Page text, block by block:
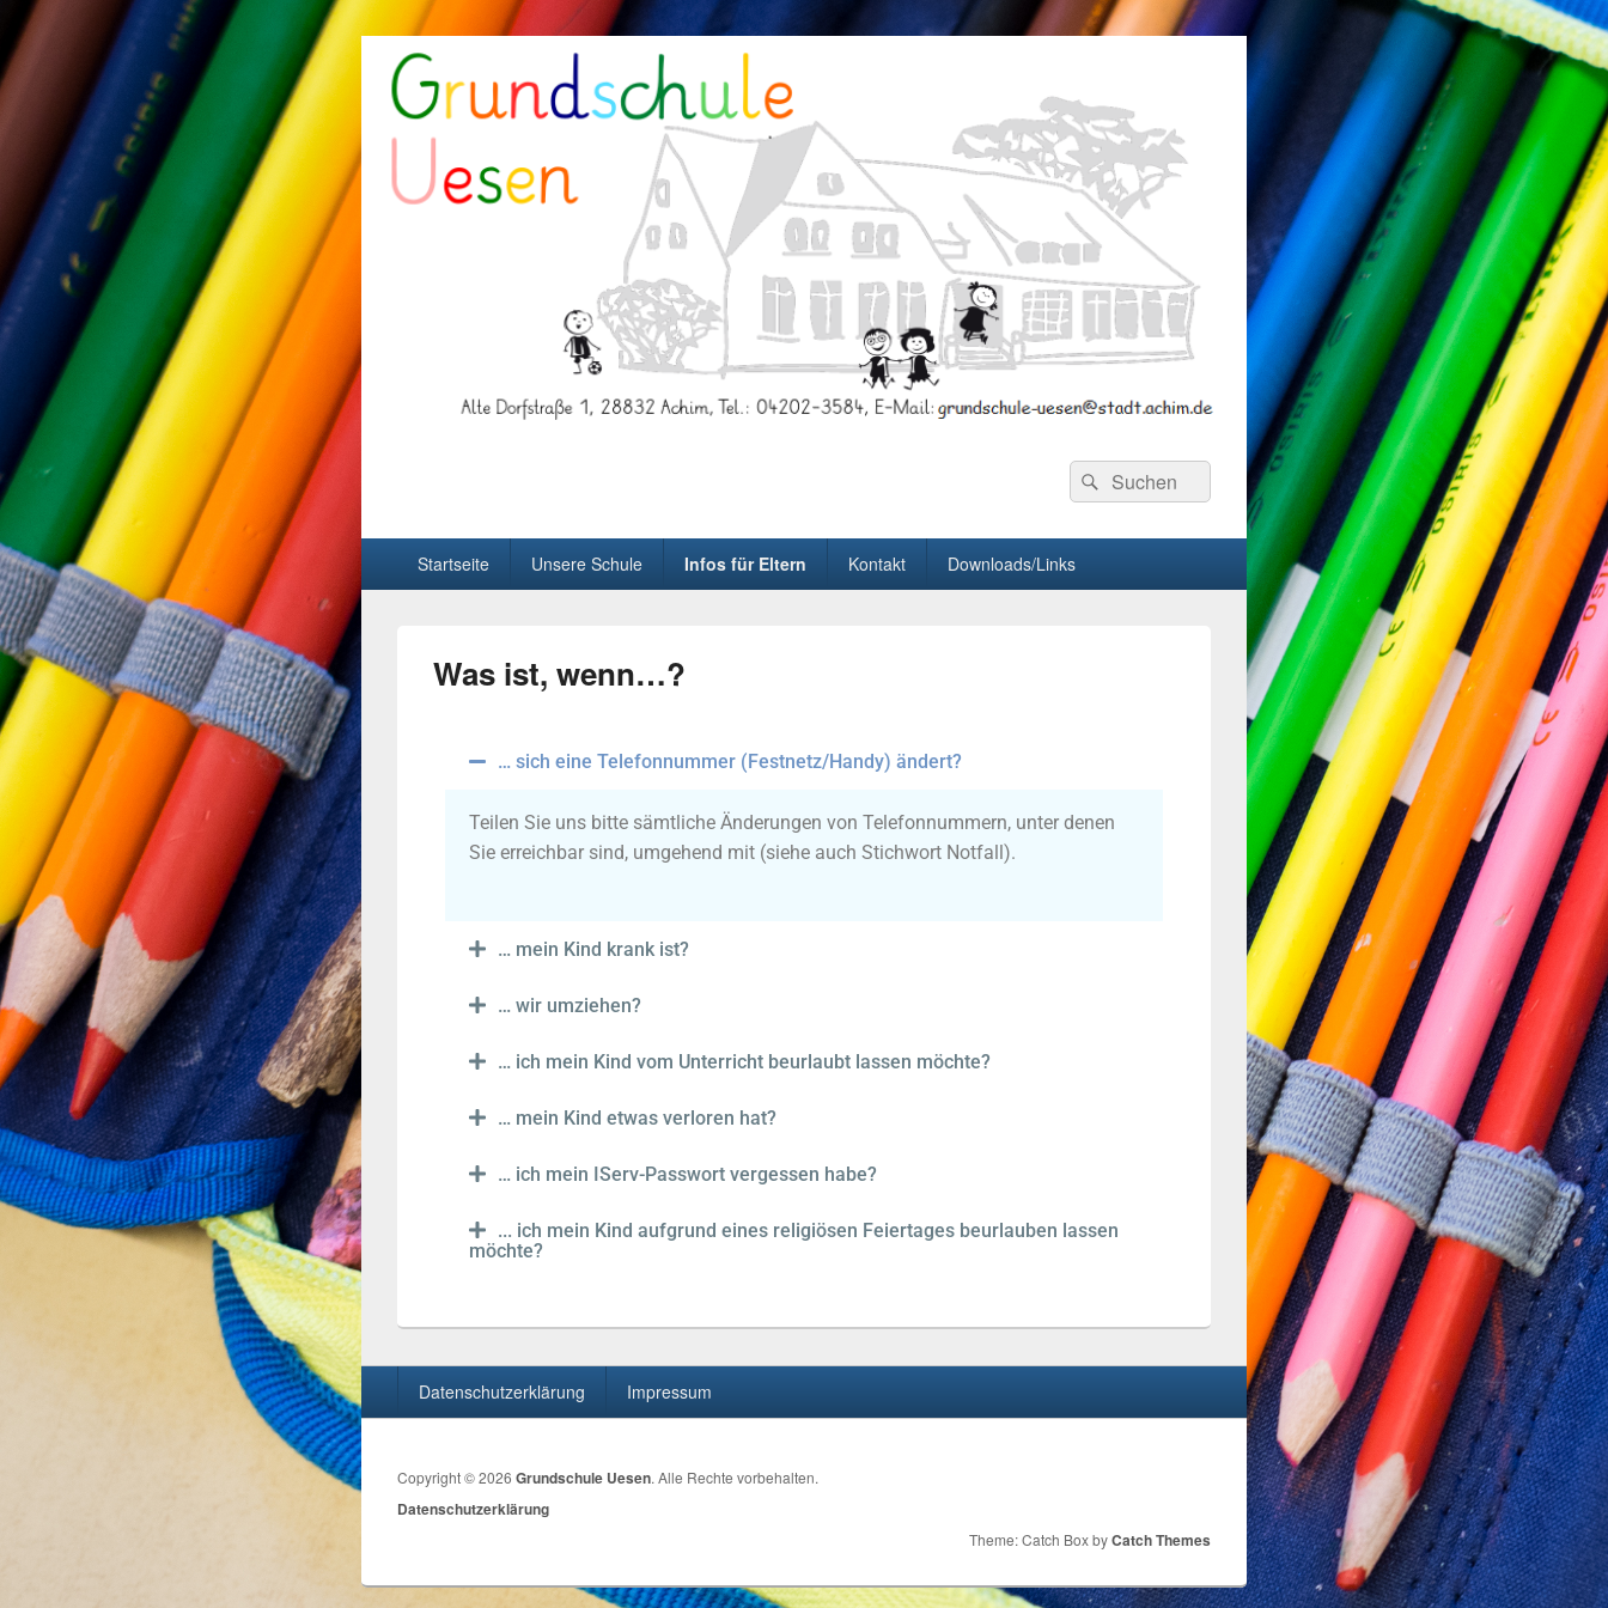
Startseite Unsere Schule Infos für Eltern Kontakt Downloads/Links
Was ist, wenn…?
… sich eine Telefonnummer (Festnetz/Handy) ändert?
Teilen Sie uns bitte sämtliche Änderungen von Telefonnummern, unter denen
Sie erreichbar sind, umgehend mit (siehe auch Stichwort Notfall).
… mein Kind krank ist?
… wir umziehen?
… ich mein Kind vom Unterricht beurlaubt lassen möchte?
… mein Kind etwas verloren hat?
… ich mein IServ-Passwort vergessen habe?
... ich mein Kind aufgrund eines religiösen Feiertages beurlauben lassen
möchte?
Datenschutzerklärung Impressum
Copyright © 2026 Grundschule Uesen. Alle Rechte vorbehalten.
Datenschutzerklärung
Theme: Catch Box byCatch Themes